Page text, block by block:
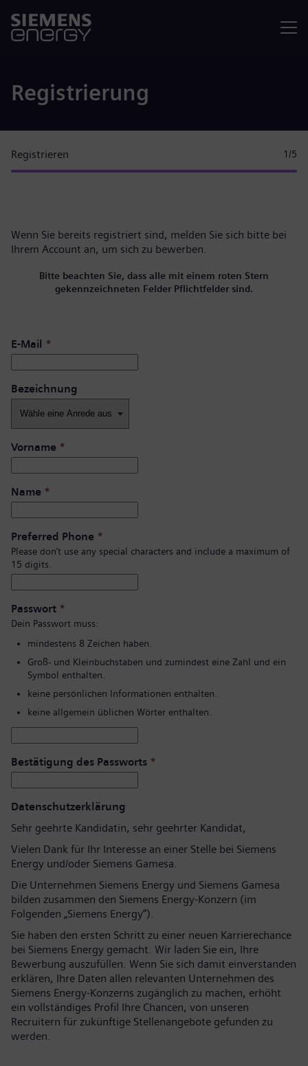
Registrierung
Registrieren 1 /5
Wenn Sie bereits registriert sind, melden Sie sich bitte bei
Ihrem Account an, um sich zu bewerben.
Bitte beachten Sie, dass alle mit einem roten Stern
gekennzeichneten Felder Pflichtfelder sind.
E-Mail *
Bezeichnung
Vorname *
Name *
Preferred Phone *
Please don’t use any special characters and include a maximum of
15 digits.
Passwort *
Dein Passwort muss:
mindestens 8 Zeichen haben.
Groß- und Kleinbuchstaben und zumindest eine Zahl und ein
Symbol enthalten.
keine persönlichen Informationen enthalten.
keine allgemein üblichen Wörter enthalten.
Bestätigung des Passworts *
Datenschutzerklärung
Sehr geehrte Kandidatin, sehr geehrter Kandidat,
Vielen Dank für Ihr Interesse an einer Stelle bei Siemens
Energy und/oder Siemens Gamesa.
Die Unternehmen Siemens Energy und Siemens Gamesa
bilden zusammen den Siemens Energy-Konzern (im
Folgenden „Siemens Energy“).
Sie haben den ersten Schritt zu einer neuen Karrierechance
bei Siemens Energy gemacht. Wir laden Sie ein, Ihre
Bewerbung auszufüllen. Wenn Sie sich damit einverstanden
erklären, Ihre Daten allen relevanten Unternehmen des
Siemens Energy-Konzerns zugänglich zu machen, erhöht
ein vollständiges Profil Ihre Chancen, von unseren
Recruitern für zukünftige Stellenangebote gefunden zu
werden.